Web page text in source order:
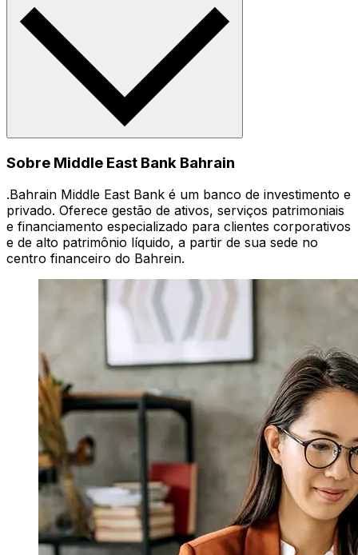
Sobre Middle East Bank Bahrain
.Bahrain Middle East Bank é um banco de investimento e
privado. Oferece gestão de ativos, serviços patrimoniais
e financiamento especializado para clientes corporativos
e de alto patrimônio líquido, a partir de sua sede no
centro financeiro do Bahrein.